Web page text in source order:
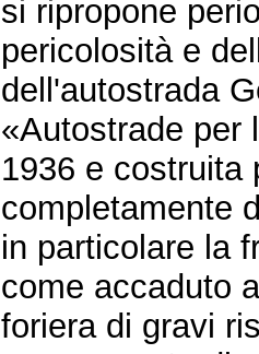
si ripropone
pericolosità e
dell'autostrada
«Autostrade per
1936 e costruita
completamente
in particolare la
come accaduto
foriera di gravi